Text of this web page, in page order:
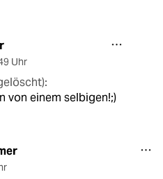
Uhr
von einem selbigen!;)